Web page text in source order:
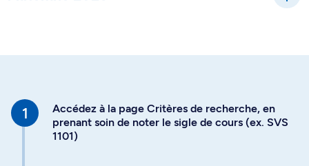
Accédez à la page Critères de recherche, en
prenant soin de noter le sigle de cours (ex. SVS
1101)